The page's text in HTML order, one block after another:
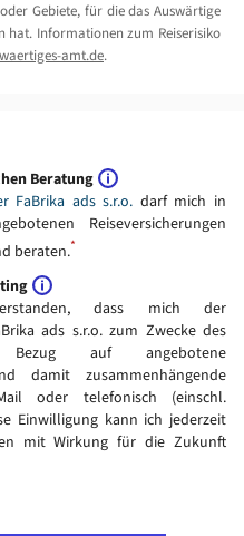
Gebiete, für die das Auswärtige
hat. Informationen zum Reiserisiko
amt.de.
Beratung
FaBrika ads s.r.o. darf mich in
Reiseversicherungen
beraten.*
dass mich der
ads s.r.o. zum Zwecke des
Bezug auf angebotene
damit zusammenhängende
oder telefonisch (einschl.
Einwilligung kann ich jederzeit
mit Wirkung für die Zukunft